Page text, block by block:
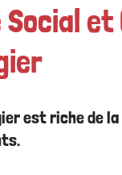
Social
est riche de